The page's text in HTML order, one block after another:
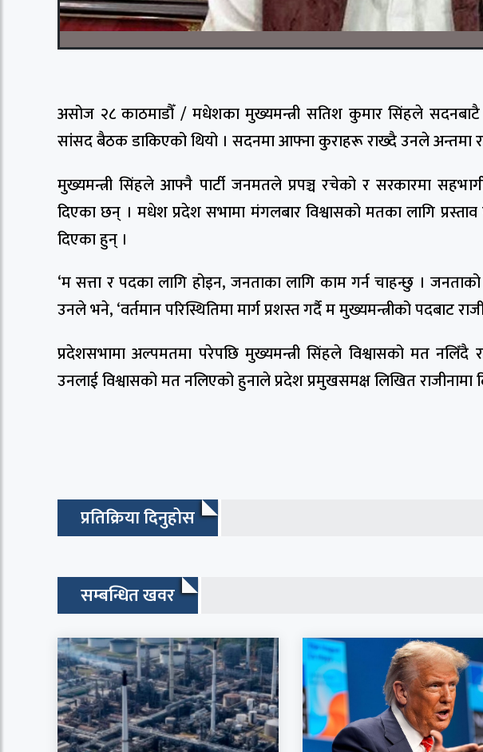
असोज २८ काठमाडौँ / मधेशका मुख्यमन्त्री सतिश कुमार सिंहले
सांसद बैठक डाकिएको थियो । सदनमा आफ्ना कुराहरू राख्दै उनले अन्तमा
मुख्यमन्त्री सिंहले आफ्नै पार्टी जनमतले प्रपञ्च रचेको र सरकारमा
दिएका छन् । मधेश प्रदेश सभामा मंगलबार विश्वासको मतका लागि
दिएका हुन् ।
‘म सत्ता र पदक‍ा लागि होइन, जनताका लागि काम गर्न चाहन्छु ।
उनले भने, ‘वर्तमान परिस्थितिमा मार्ग प्रशस्त गर्दै म मुख्यमन्त्रीको पदबाट
प्रदेशसभामा अल्पमतमा परेपछि मुख्यमन्त्री सिंहले विश्वासको मत नलिँदै
उनलाई विश्वासको मत नलिएको हुनाले प्रदेश प्रमुखसमक्ष लिखित राजीनामा
प्रतिक्रिया दिनुहोस
सम्बन्धित खवर